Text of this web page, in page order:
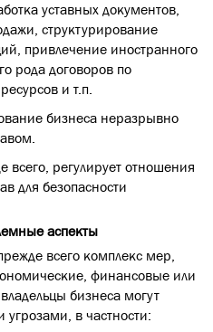
уставных документов,
структурирование
привлечение иностранного
рода договоров по
и т.п.
бизнеса неразрывно
всего, регулирует отношения
для безопасности
аспекты
всего комплекс мер,
финансовые или
бизнеса могут
угрозами, в частности: